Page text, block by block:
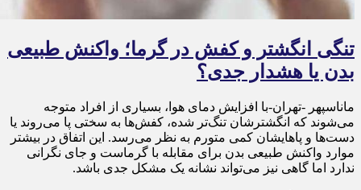
تنگی انگشتر و کفش در گرما؛ واکنش طبیعی
بدن یا هشدار جدی؟
ماناسپهر -تهران-با افزایش دمای هوا، بسیاری از افراد متوجه
می‌شوند که انگشترشان تنگ‌تر شده، کفش‌ها به سختی پا می‌روند یا
دست‌ها و پاهایشان کمی متورم به نظر می‌رسد. این اتفاق در بیشتر
موارد واکنش طبیعی بدن برای مقابله با گرماست و جای نگرانی
ندارد اما گاهی نیز می‌تواند نشانه یک مشکل جدی باشد.